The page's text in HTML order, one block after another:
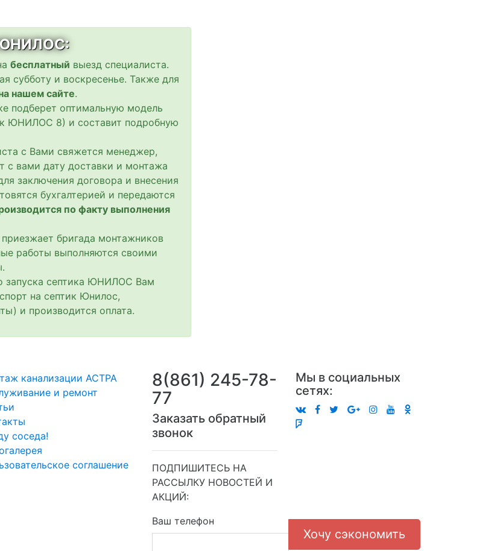
ЮНИЛОС:
бесплатный выезд специалиста.
субботу и воскресенье. Также для
нашем сайте.
подберет оптимальную модель
ЮНИЛОС 8) и составит подробную
с Вами свяжется менеджер,
с вами дату доставки и монтажа
заключения договора и внесения
бухгалтерией и передаются
по факту выполнения
бригада монтажников
работы выполняются своими
запуска септика ЮНИЛОС Вам
на септик Юнилос,
и производится оплата.
канализации АСТРА
и ремонт
соседа!
соглашение
8(861) 245-78-
77
Заказать обратный
звонок
ПОДПИШИТЕСЬ НА
РАССЫЛКУ НОВОСТЕЙ И
АКЦИЙ:
Мы в социальных
сетях:
Ваш телефон
Хочу сэкономить